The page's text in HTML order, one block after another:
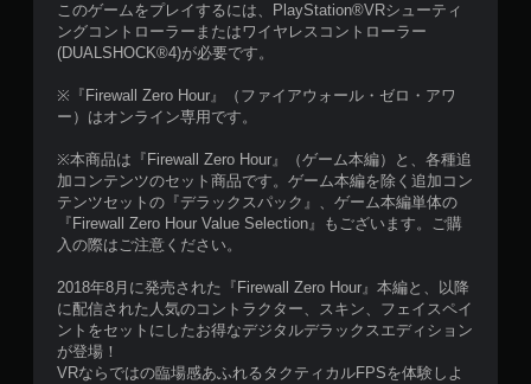
このゲームをプレイするには、PlayStation®VRシューティ
ングコントローラーまたはワイヤレスコントローラー
(DUALSHOCK®4)が必要です。
※『Firewall Zero Hour』（ファイアウォール・ゼロ・アワ
ー）はオンライン専用です。
※本商品は『Firewall Zero Hour』（ゲーム本編）と、各種追
加コンテンツのセット商品です。ゲーム本編を除く追加コン
テンツセットの『デラックスパック』、ゲーム本編単体の
『Firewall Zero Hour Value Selection』もございます。ご購
入の際はご注意ください。
2018年8月に発売された『Firewall Zero Hour』本編と、以降
に配信された人気のコントラクター、スキン、フェイスペイ
ントをセットにしたお得なデジタルデラックスエディション
が登場！
VRならではの臨場感あふれるタクティカルFPSを体験しよ